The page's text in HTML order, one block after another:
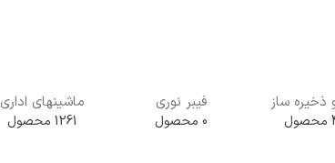
ذخیره ساز فیبر نوری
0 محصول
ماشینهای اداری
1261 محصول